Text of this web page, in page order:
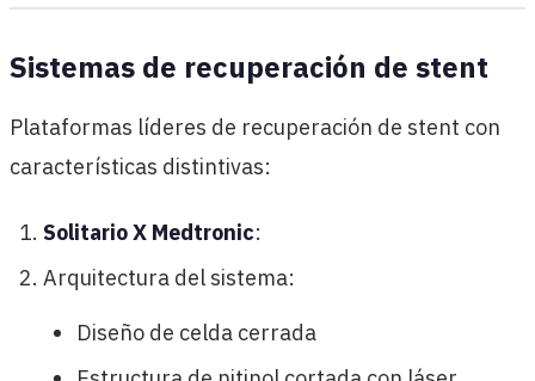
Sistemas de recuperación de stent
Plataformas líderes de recuperación de stent con
características distintivas:
Solitario X Medtronic:
Arquitectura del sistema:
Diseño de celda cerrada